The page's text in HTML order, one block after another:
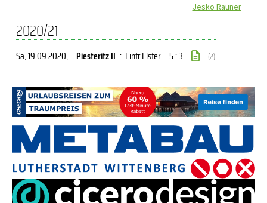
Jesko Rauner
2020/21
Sa, 19.09.2020, Piesteritz II : Eintr.Elster 5 : 3 (2)